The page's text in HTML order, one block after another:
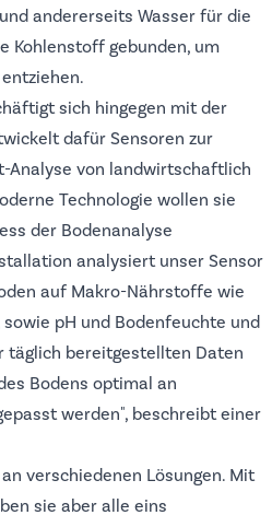
andererseits Wasser für die
Kohlenstoff gebunden, um
sich hingegen mit der
dafür Sensoren zur
Analyse von landwirtschaftlich
Technologie wollen sie
der Bodenanalyse
analysiert unser Sensor
auf Makro-Nährstoffe wie
pH und Bodenfeuchte und
täglich bereitgestellten Daten
Bodens optimal an
werden", beschreibt einer
verschiedenen Lösungen. Mit
sie aber alle eins